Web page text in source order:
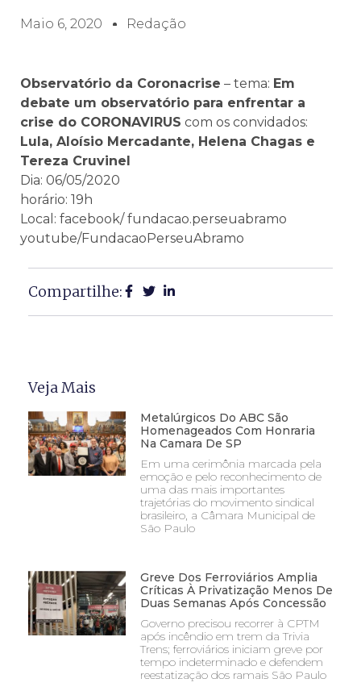
Maio 6, 2020 Redação
Observatório da Coronacrise – tema: Em
debate um observatório para enfrentar a
crise do CORONAVIRUS com os convidados:
Lula, Aloísio Mercadante, Helena Chagas e
Tereza Cruvinel
Dia: 06/05/2020
horário: 19h
Local: facebook/ fundacao.perseuabramo
youtube/FundacaoPerseuAbramo
Compartilhe:
Veja Mais
Metalúrgicos Do ABC São
Homenageados Com Honraria
Na Camara De SP
Em uma cerimônia marcada pela
emoção e pelo reconhecimento de
uma das mais importantes
trajetórias do movimento sindical
brasileiro, a Câmara Municipal de
São Paulo
Greve Dos Ferroviários Amplia
Críticas À Privatização Menos De
Duas Semanas Após Concessão
Governo precisou recorrer à CPTM
após incêndio em trem da Trivia
Trens; ferroviários iniciam greve por
tempo indeterminado e defendem
reestatização dos ramais São Paulo